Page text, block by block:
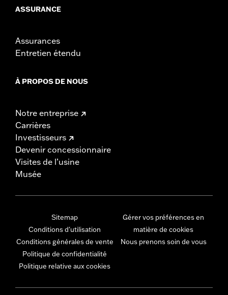
ASSURANCE
Assurances
Entretien étendu
À PROPOS DE NOUS
Notre entreprise
Carrières
Investisseurs
Devenir concessionnaire
Visites de l’usine
Musée
Sitemap
Conditions d'utilisation
Conditions générales de vente
Politique de confidentialité
Politique relative aux cookies
Gérer vos préférences en
matière de cookies
Nous prenons soin de vous